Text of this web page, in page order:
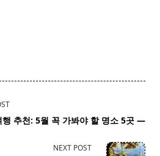
행 추천: 5월 꼭 가봐야 할 명소 5곳 —
NEXT POST